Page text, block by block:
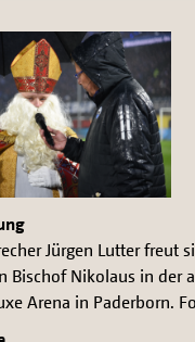
Jürgen Lutter freut
Bischof Nikolaus in der
Arena in Paderborn.